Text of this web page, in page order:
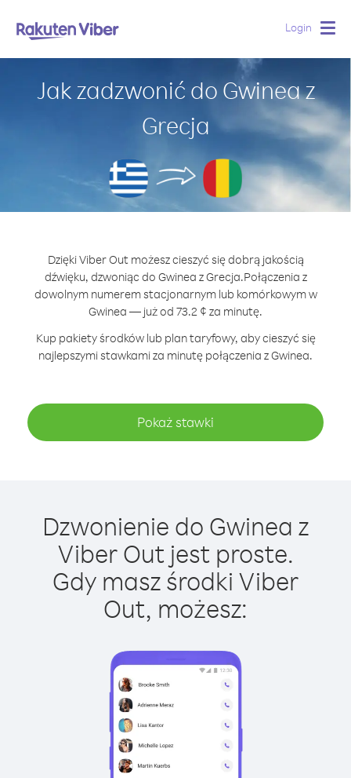
Login
Jak zadzwonić do Gwinea z
Grecja
Dzięki Viber Out możesz cieszyć się dobrą jakością
dźwięku, dzwoniąc do Gwinea z Grecja.Połączenia z
dowolnym numerem stacjonarnym lub komórkowym w
Gwinea — już od 73.2 ¢ za minutę.
Kup pakiety środków lub plan taryfowy, aby cieszyć się
najlepszymi stawkami za minutę połączenia z Gwinea.
Pokaż stawki
Dzwonienie do Gwinea z
Viber Out jest proste.
Gdy masz środki Viber
Out, możesz: